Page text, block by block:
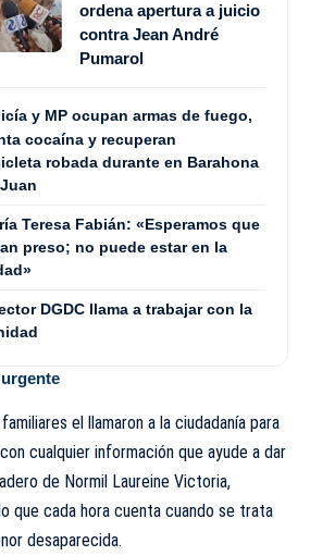
ordena apertura a juicio
contra Jean André
Pumarol
y MP ocupan armas de fuego,
cocaína y recuperan
robada durante en Barahona
Teresa Fabián: «Esperamos que
preso; no puede estar en la
DGDC llama a trabajar con la
el llamaron a la ciudadanía para
cualquier información que ayude a dar
de Normil Laureine Victoria,
que cada hora cuenta cuando se trata
desaparecida.